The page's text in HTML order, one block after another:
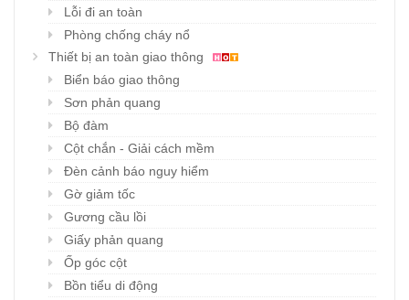
Lỗi đi an toàn
Phòng chống cháy nổ
Thiết bị an toàn giao thông
Biển báo giao thông
Sơn phản quang
Bộ đàm
Cột chắn - Giải cách mềm
Đèn cảnh báo nguy hiểm
Gờ giảm tốc
Gương cầu lồi
Giấy phản quang
Ốp góc cột
Bồn tiểu di động